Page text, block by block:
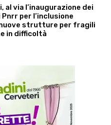
al via l’inaugurazione dei
per l’inclusione
strutture per fragili
in difficoltà